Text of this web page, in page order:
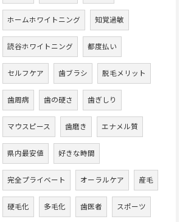
ホームホワイトニング 知覚過敏
読谷ホワイトニング 都度払い
セルフケア 歯ブラシ 脱毛メリット
歯周病 歯の硬さ 歯ぎしり
マウスピース 歯磨き エナメル質
県内最安値 好きな時間
完全プライベート オーラルケア 産毛
硬毛化 多毛化 歯医者 スポーツ